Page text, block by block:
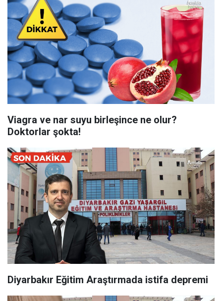
Viagra ve nar suyu birleşince ne olur?
Doktorlar şokta!
Diyarbakır Eğitim Araştırmada istifa depremi